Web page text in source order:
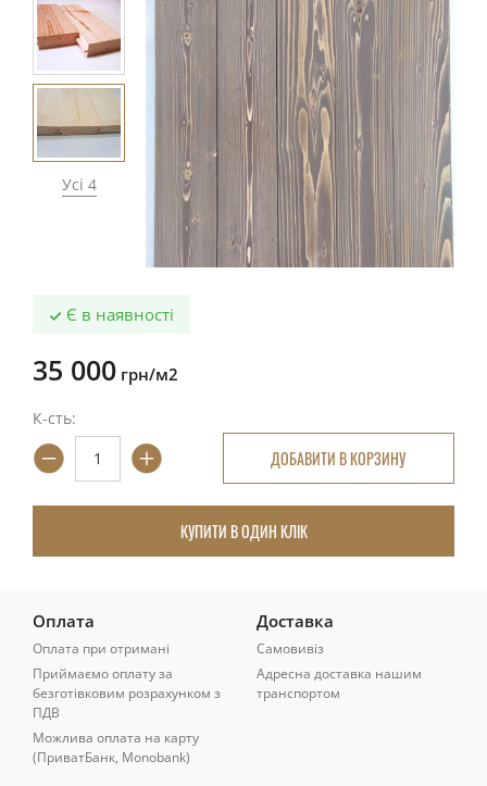
Усі 4
Є в наявності
35 000 грн/м2
К-сть:
ДОБАВИТИ В КОРЗИНУ
КУПИТИ В ОДИН КЛІК
Оплата
Оплата при отримані
Приймаємо оплату за
безготівковим розрахунком з
ПДВ
Можлива оплата на карту
(ПриватБанк, Monobank)
Доставка
Самовивіз
Адресна доставка нашим
транспортом